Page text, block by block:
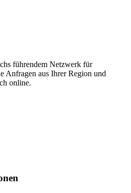
führendem Netzwerk für
Anfragen aus Ihrer Region und
online.